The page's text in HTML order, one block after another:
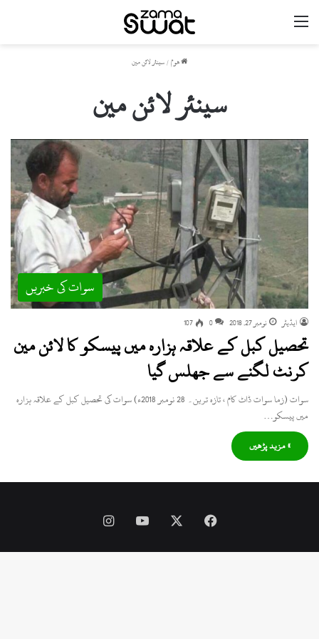
ھوم/سینئر لائن مین
سینئر لائن مین
سوات کی خبریں
ایڈیٹر نومبر 27, 2018 0
107
تحصیل کبل کے علاقہ ہزارہ میں پیسکو کا لائن مین
کرنٹ لگنے سے جھلس گیا
سوات (زما سوات ڈاٹ کام ، تازہ ترین۔ 28 نومبر 2018ء) سوات کی تحصیل کبل کے علاقہ ہزارہ
میں پیسکو…
» مزید پڑھیں
Facebook
YouTube